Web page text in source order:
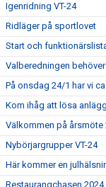
Igenridning VT-24
Ridläger på sportlovet
Start och
Valberedningen
På onsdag 24/1 har vi
Kom ihåg att lösa
Välkommen på årsmöte
Nybörjargrupper VT-24
Här kommer en
Restaurangchasen 2024